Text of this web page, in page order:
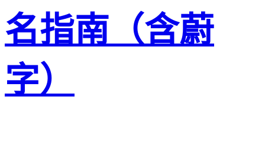
名指南（含蔚
字）